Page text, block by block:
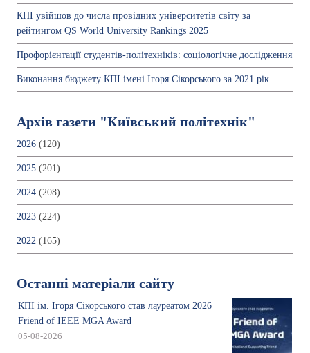
КПІ увійшов до числа провідних університетів світу за
рейтингом QS World University Rankings 2025
Профорієнтації студентів-політехніків: соціологічне дослідження
Виконання бюджету КПІ імені Ігоря Сікорського за 2021 рік
Архів газети "Київський політехнік"
2026 (120)
2025 (201)
2024 (208)
2023 (224)
2022 (165)
Останні матеріали сайту
КПІ ім. Ігоря Сікорського став лауреатом 2026
Friend of IEEE MGA Award
05-08-2026